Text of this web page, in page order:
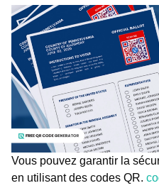
Vous pouvez garantir la
en utilisant des codes QR.